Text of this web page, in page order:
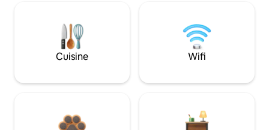
Cuisine Wifi